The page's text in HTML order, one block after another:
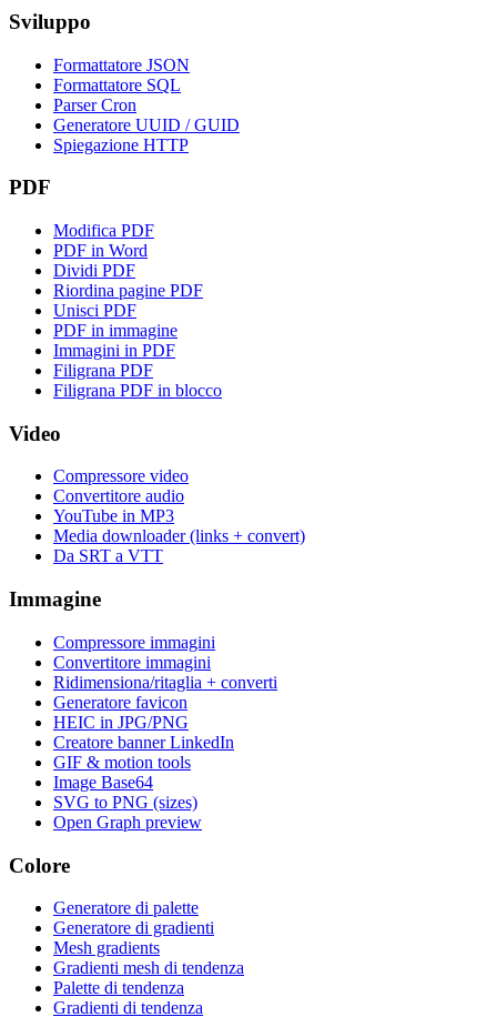
Sviluppo
Formattatore JSON
Formattatore SQL
Parser Cron
Generatore UUID / GUID
Spiegazione HTTP
PDF
Modifica PDF
PDF in Word
Dividi PDF
Riordina pagine PDF
Unisci PDF
PDF in immagine
Immagini in PDF
Filigrana PDF
Filigrana PDF in blocco
Video
Compressore video
Convertitore audio
YouTube in MP3
Media downloader (links + convert)
Da SRT a VTT
Immagine
Compressore immagini
Convertitore immagini
Ridimensiona/ritaglia + converti
Generatore favicon
HEIC in JPG/PNG
Creatore banner LinkedIn
GIF & motion tools
Image Base64
SVG to PNG (sizes)
Open Graph preview
Colore
Generatore di palette
Generatore di gradienti
Mesh gradients
Gradienti mesh di tendenza
Palette di tendenza
Gradienti di tendenza